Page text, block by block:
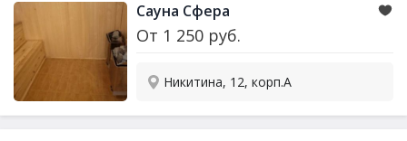
Сауна Сфера
От 1 250 руб.
Никитина, 12, корп.А